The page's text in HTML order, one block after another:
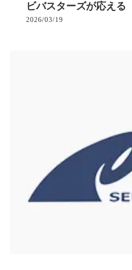
ビバスターズが応える
2026/03/19